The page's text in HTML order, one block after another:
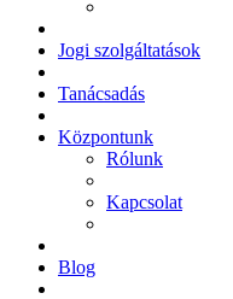
Jogi szolgáltatások
Tanácsadás
Központunk
Rólunk
Kapcsolat
Blog